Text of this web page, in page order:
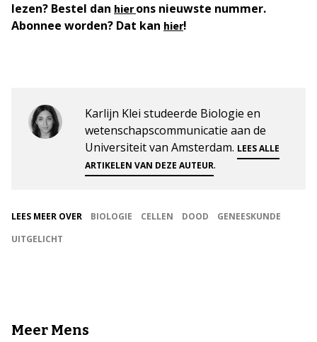
lezen? Bestel dan hierons nieuwste nummer.
Abonnee worden? Dat kan hier!
Karlijn Klei studeerde Biologie en
wetenschapscommunicatie aan de
Universiteit van Amsterdam. LEES ALLE
ARTIKELEN VAN DEZE AUTEUR.
LEES MEER OVER BIOLOGIE CELLEN DOOD
GENEESKUNDE
UITGELICHT
Meer Mens